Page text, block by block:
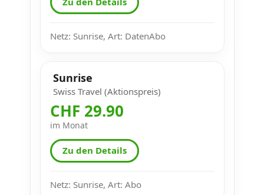
Netz: Sunrise, Art: DatenAbo
Sunrise
Swiss Travel (Aktionspreis)
CHF 29.90
im Monat
Zu den Details
Netz: Sunrise, Art: Abo